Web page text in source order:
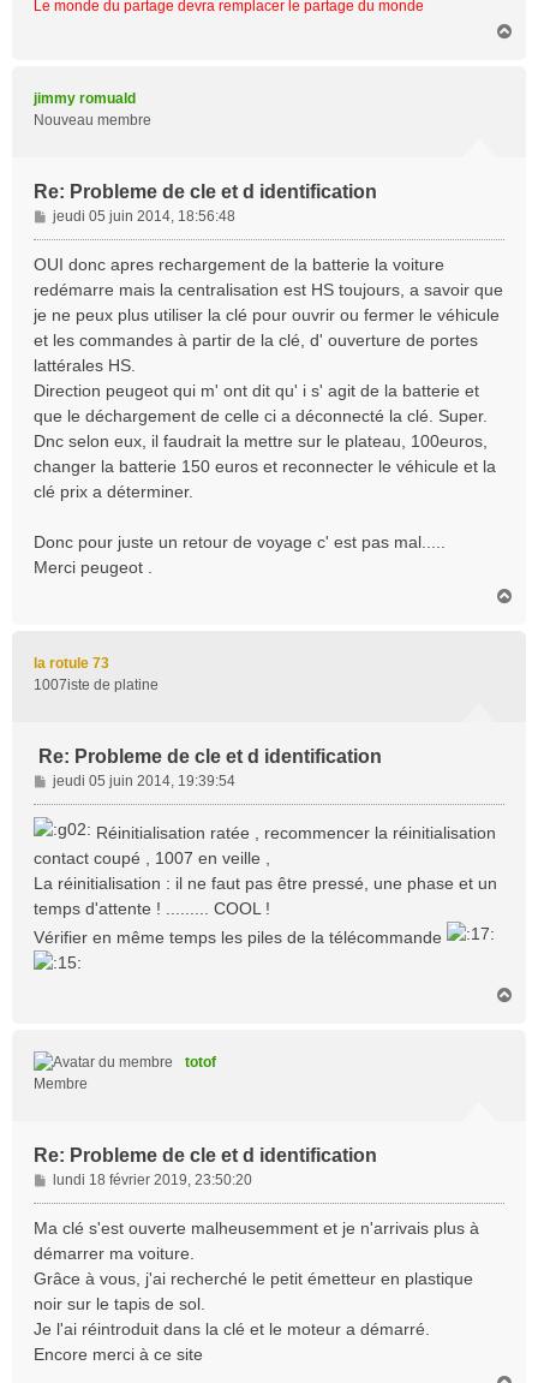
Le monde du partage devra remplacer le partage du monde
jimmy romuald
Nouveau membre
Re: Probleme de cle et d identification
M
e
s
g
e
jeudi 05 juin 2014, 18:56:48
OUI donc apres rechargement de la batterie la voiture
redémarre mais la centralisation est HS toujours, a savoir que
je ne peux plus utiliser la clé pour ouvrir ou fermer le véhicule
et les commandes à partir de la clé, d' ouverture de portes
lattérales HS.
Direction peugeot qui m' ont dit qu' i s' agit de la batterie et
que le déchargement de celle ci a déconnecté la clé. Super.
Dnc selon eux, il faudrait la mettre sur le plateau, 100euros,
changer la batterie 150 euros et reconnecter le véhicule et la
clé prix a déterminer.
Donc pour juste un retour de voyage c' est pas mal.....
Merci peugeot .
la rotule 73
1007iste de platine
Re: Probleme de cle et d identification
M
e
s
a
g
e
jeudi 05 juin 2014, 19:39:54
Réinitialisation ratée , recommencer la réinitialisation
contact coupé , 1007 en veille ,
La réinitialisation : il ne faut pas être pressé, une phase et un
temps d'attente ! ......... COOL !
Vérifier en même temps les piles de la télécommande
totof
Membre
Re: Probleme de cle et d identification
M
e
s
s
g
e
lundi 18 février 2019, 23:50:20
Ma clé s'est ouverte malheusemment et je n'arrivais plus à
démarrer ma voiture.
Grâce à vous, j'ai recherché le petit émetteur en plastique
noir sur le tapis de sol.
Je l'ai réintroduit dans la clé et le moteur a démarré.
Encore merci à ce site